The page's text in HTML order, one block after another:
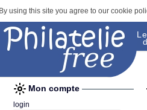
using this site you agree to our cookie
Mon compte
login